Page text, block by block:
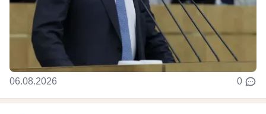
06.08.2026 0